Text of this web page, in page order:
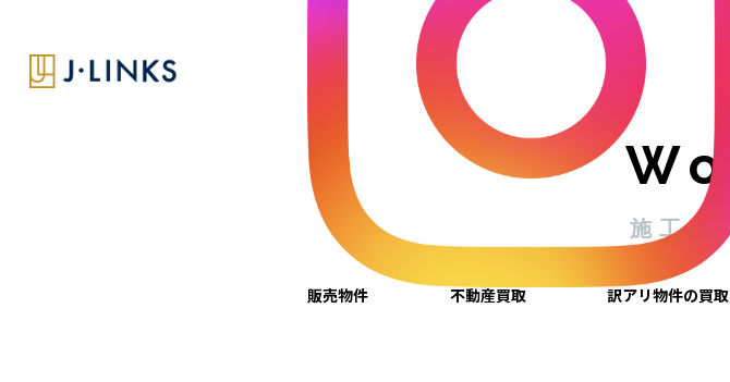
販売物件 不動産買取 訳アリ物件の買取
【キッチンリフォーム】白を基調とした明るいLDK
施工事